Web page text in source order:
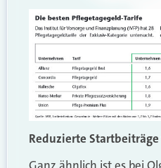
Reduzierte